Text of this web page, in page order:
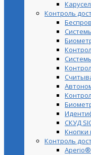
Контроль
СКУД
Кнопки
Контроль
Aperio®